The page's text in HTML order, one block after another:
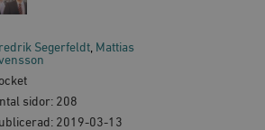
Segerfeldt Mattias
sidor: 208
2019-03-13